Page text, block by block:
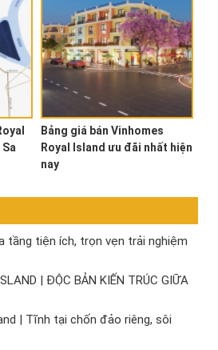
Bảng giá bán Vinhomes
Royal Island ưu đãi nhất hiện
nay
tầng tiện ích, trọn vẹn trải nghiệm
| ĐỘC BẢN KIẾN TRÚC GIỮA
| Tĩnh tại chốn đảo riêng, sôi